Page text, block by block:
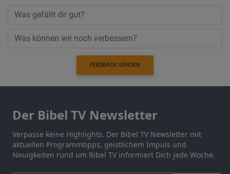
FEEDBACK SENDEN
Der Bibel TV Newsletter
Verpasse keine Highlights. Der Bibel TV Newsletter mit
aktuellen Programmtipps, geistlichem Impuls und
Neuigkeiten rund um Bibel TV informiert Dich jede Woche.